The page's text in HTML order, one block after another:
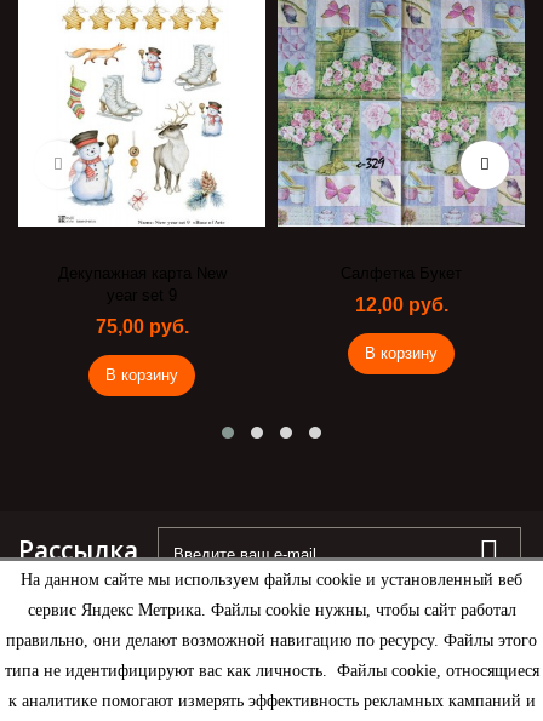
На данном сайте мы используем файлы cookie и установленный веб
сервис Яндекс Метрика. Файлы cookie нужны, чтобы сайт работал
правильно, они делают возможной навигацию по ресурсу. Файлы этого
типа не идентифицируют вас как личность. Файлы cookie, относящиеся
к аналитике помогают измерять эффективность рекламных кампаний и
Декупажная карта New
year set 9
75,00 руб.
В корзину
Салфетка Букет
12,00 руб.
В корзину
Рассылка
Информация